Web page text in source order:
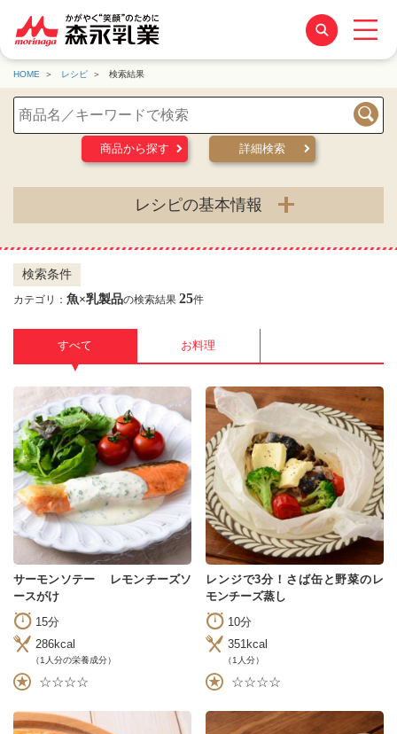
HOME レシピ 検索結果
検索
商品から探す
詳細検索
レシピの基本情報
検索条件
カテゴリ： 魚×乳製品の検索結果 25件
すべて
▼
お料理
サーモンソテー レモンチーズソ
ースがけ
15分
286kcal
（1人分の栄養成分）
☆☆☆☆
レンジで3分！さば缶と野菜のレ
モンチーズ蒸し
10分
351kcal
（1人分）
☆☆☆☆